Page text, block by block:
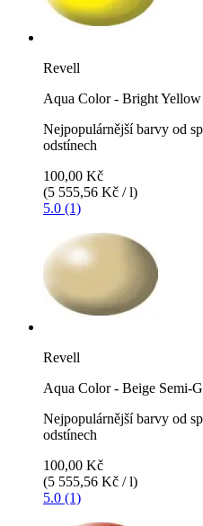
Revell
Aqua Color - Bright Yellow
Nejpopulárnější barvy od
odstínech
100,00 Kč
(5 555,56 Kč / l)
5.0 (1)
Revell
Aqua Color - Beige Semi-
Nejpopulárnější barvy od
odstínech
100,00 Kč
(5 555,56 Kč / l)
5.0 (1)